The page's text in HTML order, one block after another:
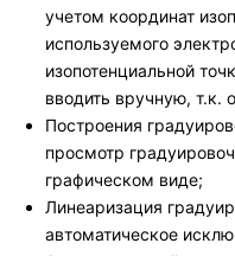
учетом координат
используемого
изопотенциальной
вводить вручную,
Построения
просмотр
графическом виде;
Линеаризация
автоматическое